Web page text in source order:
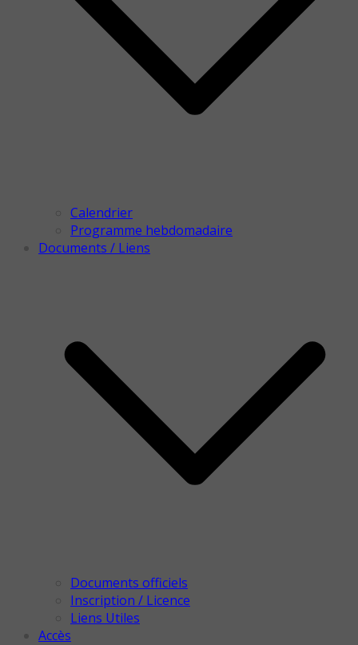
Calendrier
Programme hebdomadaire
Documents / Liens
Documents officiels
Inscription / Licence
Liens Utiles
Accès